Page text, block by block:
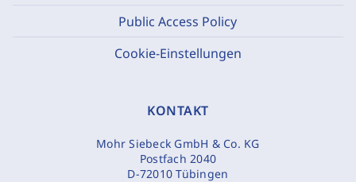
Public Access Policy
Cookie-Einstellungen
KONTAKT
Mohr Siebeck GmbH & Co. KG
Postfach 2040
D-72010 Tübingen